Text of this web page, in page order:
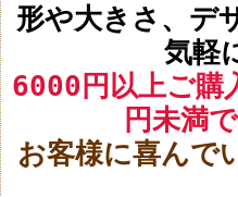
形や大きさ、デ
気軽
6000円以上ご
円未満
お客様に喜んで